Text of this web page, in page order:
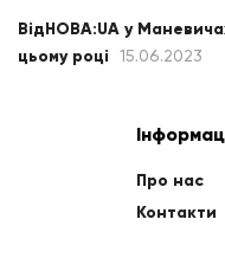
ВідНОВА:UA у
цьому році
15.06.2023
Про нас
Контакти